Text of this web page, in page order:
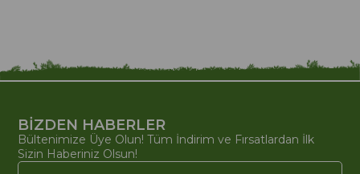
BİZDEN HABERLER
Bültenimize Üye Olun! Tüm İndirim ve Fırsatlardan İlk
Sizin Haberiniz Olsun!